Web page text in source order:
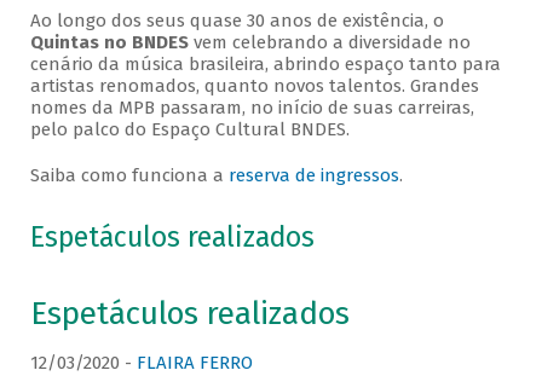
Ao longo dos seus quase 30 anos de existência, o
Quintas no BNDESvem celebrando a diversidade no
cenário da música brasileira, abrindo espaço tanto para
artistas renomados, quanto novos talentos. Grandes
nomes da MPB passaram, no início de suas carreiras,
pelo palco do Espaço Cultural BNDES.
Saiba como funciona a reserva de ingressos.
Espetáculos realizados
Espetáculos realizados
12/03/2020 - FLAIRA FERRO